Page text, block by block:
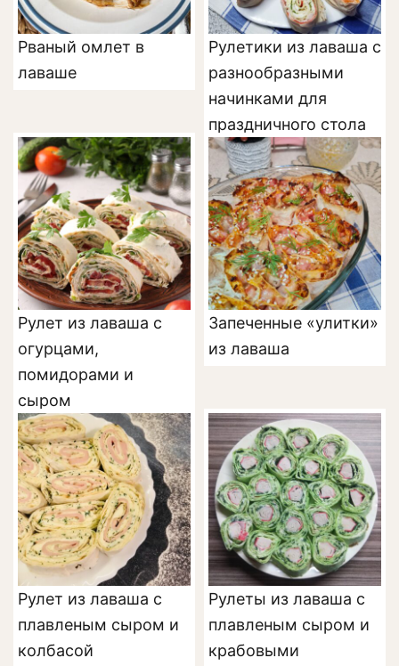
Рваный омлет в
лаваше
Рулетики из лаваша с
разнообразными
начинками для
праздничного стола
Рулет из лаваша с
огурцами,
помидорами и
сыром
Запеченные «улитки»
из лаваша
Рулет из лаваша с
плавленым сыром и
колбасой
Рулеты из лаваша с
плавленым сыром и
крабовыми